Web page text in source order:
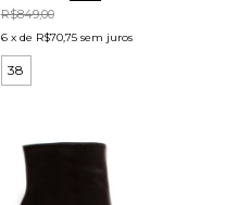
R$849,00
6 x de R$70,75 sem juros
38